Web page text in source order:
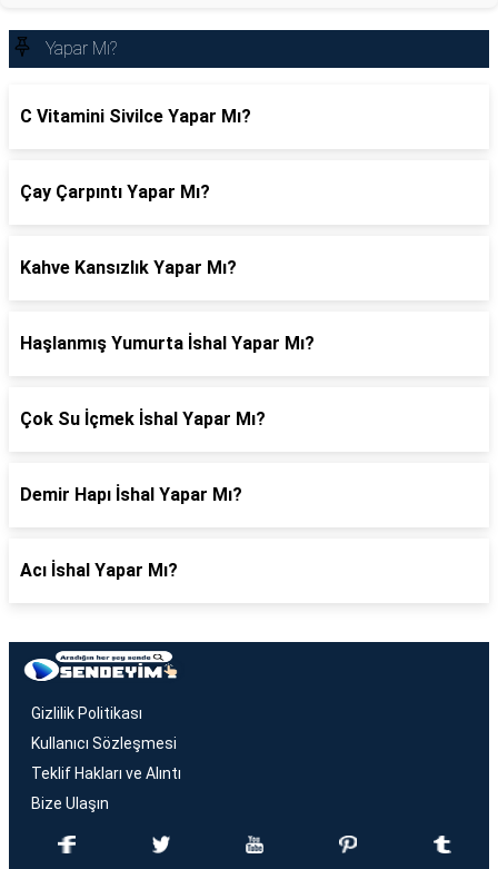
Yapar Mı?
C Vitamini Sivilce Yapar Mı?
Çay Çarpıntı Yapar Mı?
Kahve Kansızlık Yapar Mı?
Haşlanmış Yumurta İshal Yapar Mı?
Çok Su İçmek İshal Yapar Mı?
Demir Hapı İshal Yapar Mı?
Acı İshal Yapar Mı?
Gizlilik Politikası
Kullanıcı Sözleşmesi
Teklif Hakları ve Alıntı
Bize Ulaşın